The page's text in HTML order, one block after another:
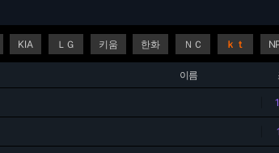
KIA ＬＧ 키움 한화 ＮＣ ｋｔ
이름